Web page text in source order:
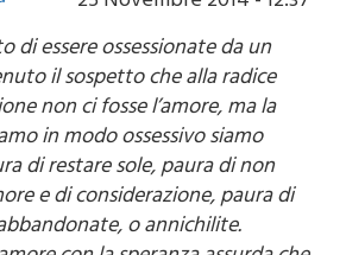
di essere ossessionate da un
il sospetto che alla radice
non ci fosse l’amore, ma la
in modo ossessivo siamo
di restare sole, paura di non
e di considerazione, paura di
o annichilite.